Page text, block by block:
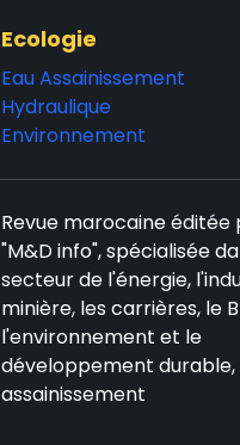
Ecologie
Eau Assainissement
Hydraulique
Environnement
Revue marocaine éditée
"M&D info", spécialisée
secteur de l'énergie,
minière, les carrières, le
l'environnement et le
développement durable,
assainissement